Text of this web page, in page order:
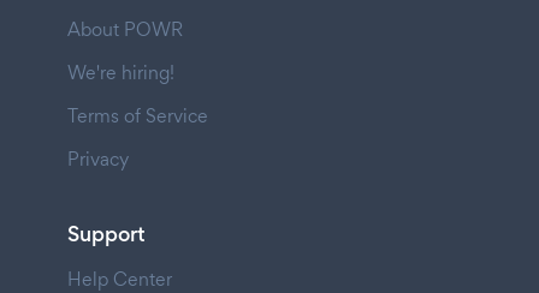
About POWR
We're hiring!
Terms of Service
Privacy
Support
Help Center